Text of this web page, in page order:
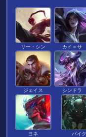
リー・シン カイ＝サ
ジェイス シンドラ
ヨネ パイク